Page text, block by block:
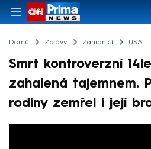
Domů Zprávy Zahraničí USA
Smrt kontroverzní
zahalená tajemnem.
rodiny zemřel i její